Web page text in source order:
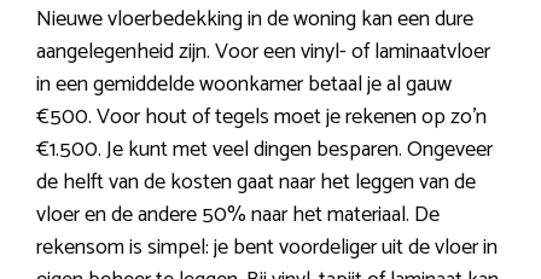
Nieuwe vloerbedekking in de woning kan een dure
aangelegenheid zijn. Voor een vinyl- of laminaatvloer
in een gemiddelde woonkamer betaal je al gauw
€500. Voor hout of tegels moet je rekenen op zo’n
€1.500. Je kunt met veel dingen besparen. Ongeveer
de helft van de kosten gaat naar het leggen van de
vloer en de andere 50% naar het materiaal. De
rekensom is simpel: je bent voordeliger uit de vloer in